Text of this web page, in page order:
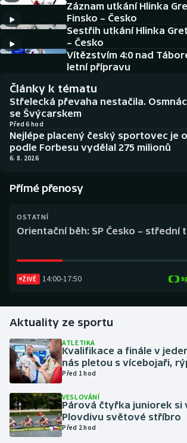
DALŠÍ SPORTY
Americký fotbal
Baseball a softbal
Basketbal
Biatlon
Boby a skeleton
Box
Curling
Golf
Gymnastika
Házená
Jezdectví
Judo
NEPŘEHLÉDNĚTE
Historické návraty
Aplikace ČT sport
AZ kvíz
Záznam utkání Hlinka
Finsko – Česko
Sestřih utkání Hlinka
– Česko
Vítězstvím 4:0 nad
letní přípravu
Články k tématu
Střelecká převaha nestačila.
se Švýcarskem
Před 6 hod
Nejlépe placený český sportovec je
podle Forbesu vydělal 275 milionů
6. 8. 2026
Přímé přenosy
OSTATNÍ
Orientační běh: SP Česko – střední
ŽIVĚ 14:00-17:50
Aktuality ze sportu
ATLETIKA
Kvalifikace a finále v
nás pletou s vícebojaři,
Před 1 hod
VESLOVÁNÍ
Párová čtyřka juniorek si
Plovdivu světové stříbro
Před 2 hod